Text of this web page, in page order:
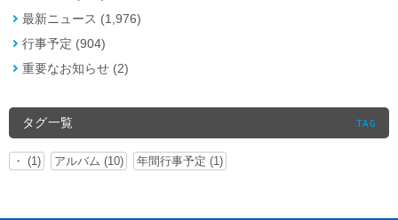
最新ニュース (1,976)
行事予定 (904)
重要なお知らせ (2)
タグ一覧 TAG
・ (1) アルバム (10) 年間行事予定 (1)